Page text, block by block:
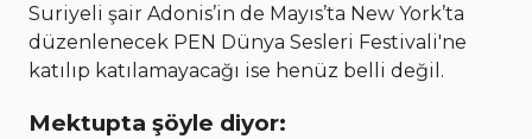
Suriyeli şair Adonis’in de Mayıs’ta New York’ta
düzenlenecek PEN Dünya Sesleri Festivali'ne
katılıp katılamayacağı ise henüz belli değil.
Mektupta şöyle diyor: